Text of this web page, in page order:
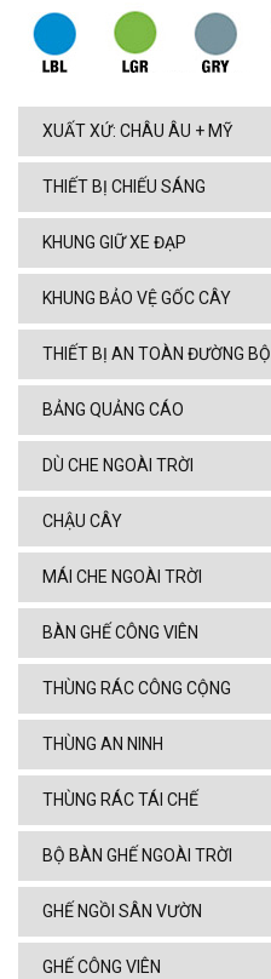
XUẤT XỨ: CHÂU ÂU + MỸ
THIẾT BỊ CHIẾU SÁNG
KHUNG GIỮ XE ĐẠP
KHUNG BẢO VỆ GỐC CÂY
THIẾT BỊ AN TOÀN ĐƯỜNG BỘ
BẢNG QUẢNG CÁO
DÙ CHE NGOÀI TRỜI
CHẬU CÂY
MÁI CHE NGOÀI TRỜI
BÀN GHẾ CÔNG VIÊN
THÙNG RÁC CÔNG CỘNG
THÙNG AN NINH
THÙNG RÁC TÁI CHẾ
BỘ BÀN GHẾ NGOÀI TRỜI
GHẾ NGỒI SÂN VƯỜN
GHẾ CÔNG VIÊN